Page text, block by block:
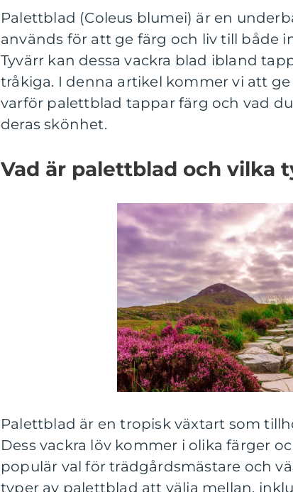
Palettblad (Coleus blumei) är en
används för att ge färg och liv till både
Tyvärr kan dessa vackra blad ibland
tråkiga. I denna artikel kommer vi att
varför palettblad tappar färg och vad
deras skönhet.
Vad är palettblad och vilka
Palettblad är en tropisk växtart som
Dess vackra löv kommer i olika färger
populär val för trädgårdsmästare och
typer av palettblad att välja mellan,